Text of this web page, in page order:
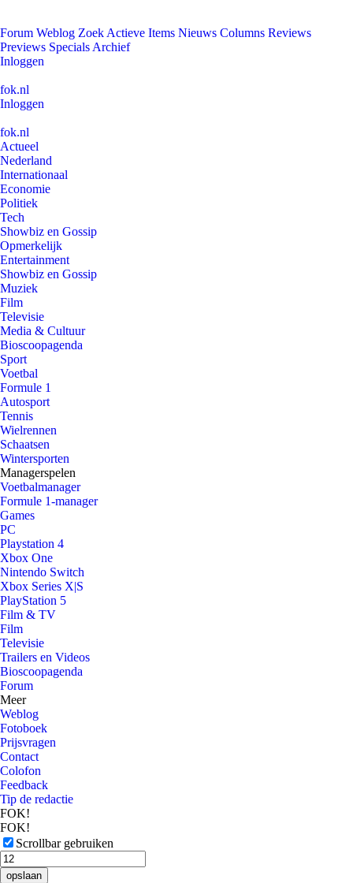
Forum Weblog Zoek Actieve Items Nieuws Columns Reviews
Previews Specials Archief
Inloggen
fok.nl
Inloggen
fok.nl
Actueel
Nederland
Internationaal
Economie
Politiek
Tech
Showbiz en Gossip
Opmerkelijk
Entertainment
Showbiz en Gossip
Muziek
Film
Televisie
Media & Cultuur
Bioscoopagenda
Sport
Voetbal
Formule 1
Autosport
Tennis
Wielrennen
Schaatsen
Wintersporten
Managerspelen
Voetbalmanager
Formule 1-manager
Games
PC
Playstation 4
Xbox One
Nintendo Switch
Xbox Series X|S
PlayStation 5
Film & TV
Film
Televisie
Trailers en Videos
Bioscoopagenda
Forum
Meer
Weblog
Fotoboek
Prijsvragen
Contact
Colofon
Feedback
Tip de redactie
FOK!
FOK!
Scrollbar gebruiken
opslaan